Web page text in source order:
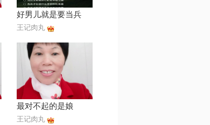
好男儿就是要当兵
王记肉丸
最对不起的是娘
王记肉丸